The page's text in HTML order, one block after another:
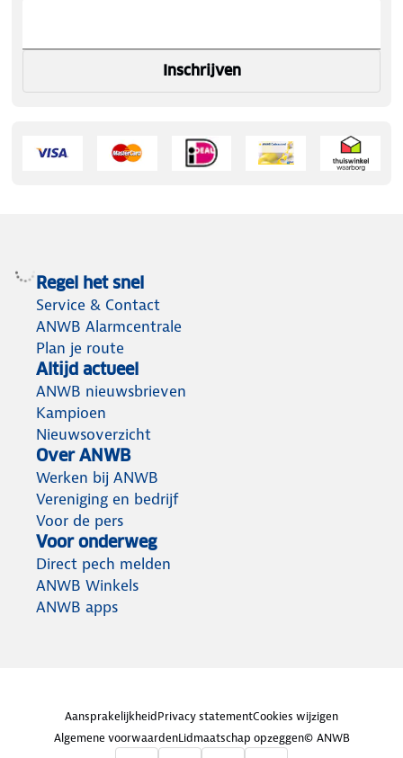
Inschrijven
Regel het snel
Service & Contact
ANWB Alarmcentrale
Plan je route
Altijd actueel
ANWB nieuwsbrieven
Kampioen
Nieuwsoverzicht
Over ANWB
Werken bij ANWB
Vereniging en bedrijf
Voor de pers
Voor onderweg
Direct pech melden
ANWB Winkels
ANWB apps
AansprakelijkheidPrivacy statementCookies wijzigen
Algemene voorwaardenLidmaatschap opzeggen© ANWB